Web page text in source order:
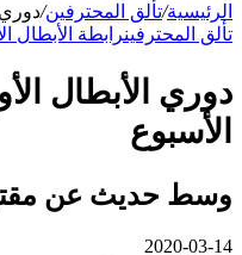
الرئيسية/تألق المحترفين/دوري
تألق المحترفينرابطة الأبطال
دوري الأبطال
الأسبوع
وسط حديث عن
2020-03-14